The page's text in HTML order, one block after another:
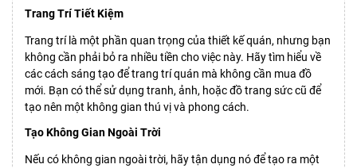
Trang Trí Tiết Kiệm
Trang trí là một phần quan trọng của thiết kế quán, nhưng bạn
không cần phải bỏ ra nhiều tiền cho việc này. Hãy tìm hiểu về
các cách sáng tạo để trang trí quán mà không cần mua đồ
mới. Bạn có thể sử dụng tranh, ảnh, hoặc đồ trang sức cũ để
tạo nên một không gian thú vị và phong cách.
Tạo Không Gian Ngoài Trời
Nếu có không gian ngoài trời, hãy tận dụng nó để tạo ra một